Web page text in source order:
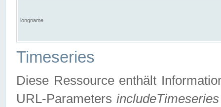
longname
Timeseries
Diese Ressource enthält
URL-ParametersincludeTimeseries